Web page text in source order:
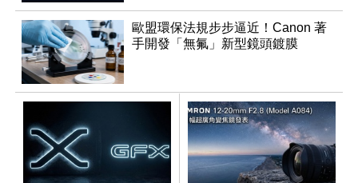
歐盟環保法規步步逼近！Canon 著
手開發「無氟」新型鏡頭鍍膜